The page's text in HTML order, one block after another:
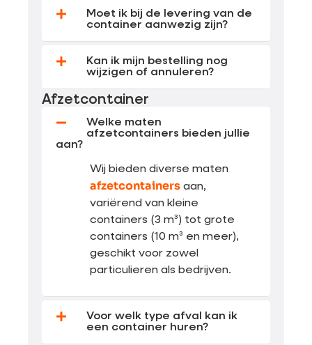
Moet ik bij de levering van de
container aanwezig zijn?
Kan ik mijn bestelling nog
wijzigen of annuleren?
Afzetcontainer
Welke maten
afzetcontainers bieden jullie
aan?
Wij bieden diverse maten
afzetcontainers aan,
variërend van kleine
containers (3 m³) tot grote
containers (10 m³ en meer),
geschikt voor zowel
particulieren als bedrijven.
Voor welk type afval kan ik
een container huren?